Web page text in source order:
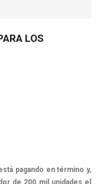
LOS
pagando en término y,